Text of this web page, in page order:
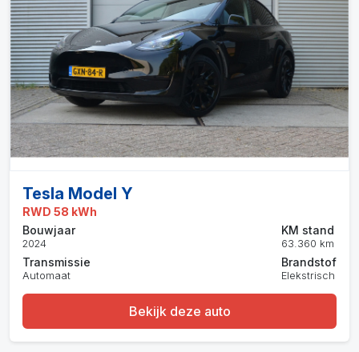
Tesla Model Y
RWD 58 kWh
Bouwjaar
2024
Transmissie
Automaat
KM stand
63.360 km
Brandstof
Elekstrisch
Bekijk deze auto